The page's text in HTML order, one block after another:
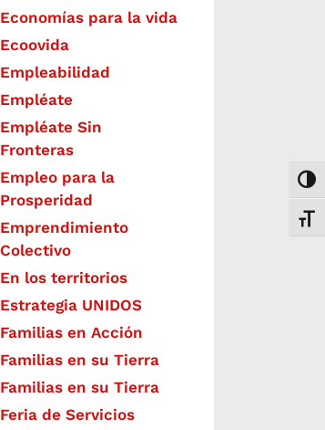
Economías para la vida
Ecoovida
Empleabilidad
Empléate
Empléate Sin
Fronteras
Empleo para la
Prosperidad
Emprendimiento
Colectivo
En los territorios
Estrategia UNIDOS
Familias en Acción
Familias en su Tierra
Familias en su Tierra
Feria de Servicios